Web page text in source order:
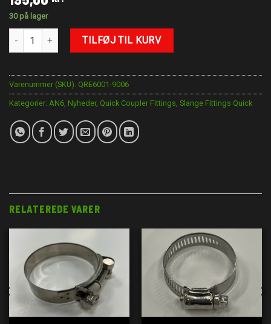
30 på lager
AN-6 90° Slange fittings til AN-6 Quick hun antal
TILFØJ TIL KURV
Varenummer (SKU): QRE6001-9006
Kategorier: AN6, Nyheder, Quick Coupler Fittings, Slange Fittings Quick
RELATEREDE VARER